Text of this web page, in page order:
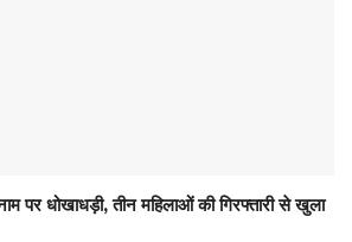
पर धोखाधड़ी, तीन महिलाओं की गिरफ्तारी से खुला